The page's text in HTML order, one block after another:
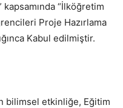
“İlköğretim
Proje Hazırlama
Kabul edilmiştir.
bilimsel etkinliğe, Eğitim